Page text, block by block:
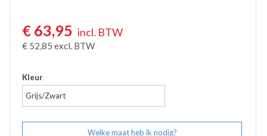
€ 63,95 incl. BTW
€ 52,85 excl. BTW
Kleur
Grijs/Zwart
Welke maat heb ik nodig?